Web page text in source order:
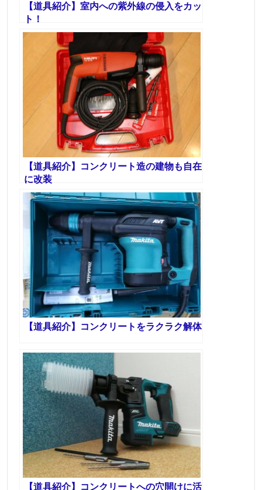
【道具紹介】室内への紫外線の侵入をカッ
ト！
【道具紹介】コンクリート造の建物も自在
に改装
【道具紹介】コンクリートをラクラク解体
【道具紹介】コンクリートへの穴開けに活